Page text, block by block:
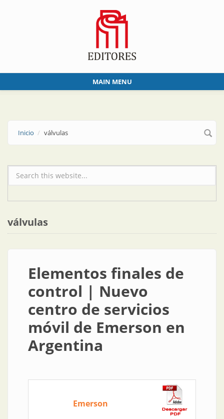
MAIN MENU
Inicio válvulas
Formulario de búsqueda
válvulas
Elementos finales de
control | Nuevo
centro de servicios
móvil de Emerson en
Argentina
Emerson